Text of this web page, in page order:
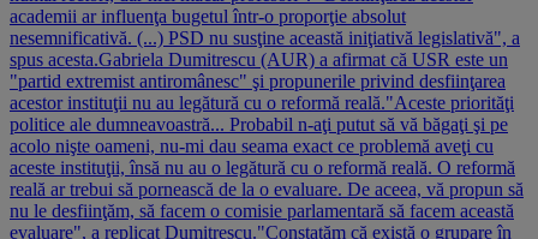
academii ar influenţa bugetul într-o proporţie absolut
nesemnificativă. (...) PSD nu susţine această iniţiativă legislativă", a
spus acesta.Gabriela Dumitrescu (AUR) a afirmat că USR este un
"partid extremist antiromânesc" şi propunerile privind desfiinţarea
acestor instituţii nu au legătură cu o reformă reală."Aceste priorităţi
politice ale dumneavoastră... Probabil n-aţi putut să vă băgaţi şi pe
acolo nişte oameni, nu-mi dau seama exact ce problemă aveţi cu
aceste instituţii, însă nu au o legătură cu o reformă reală. O reformă
reală ar trebui să pornească de la o evaluare. De aceea, vă propun să
nu le desfiinţăm, să facem o comisie parlamentară să facem această
evaluare", a replicat Dumitrescu."Constatăm că există o grupare în